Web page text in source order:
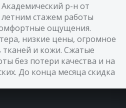
р-н от
стажем работы
ощущения.
низкие цены, огромное
тканей и кожи. Сжатые
без потери качества и на
До конца месяца скидка